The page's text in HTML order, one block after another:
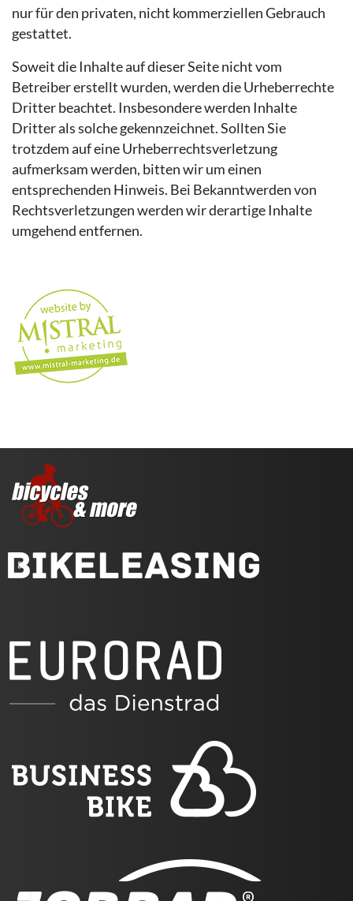
nur für den privaten, nicht kommerziellen Gebrauch
gestattet.
Soweit die Inhalte auf dieser Seite nicht vom
Betreiber erstellt wurden, werden die Urheberrechte
Dritter beachtet. Insbesondere werden Inhalte
Dritter als solche gekennzeichnet. Sollten Sie
trotzdem auf eine Urheberrechtsverletzung
aufmerksam werden, bitten wir um einen
entsprechenden Hinweis. Bei Bekanntwerden von
Rechtsverletzungen werden wir derartige Inhalte
umgehend entfernen.